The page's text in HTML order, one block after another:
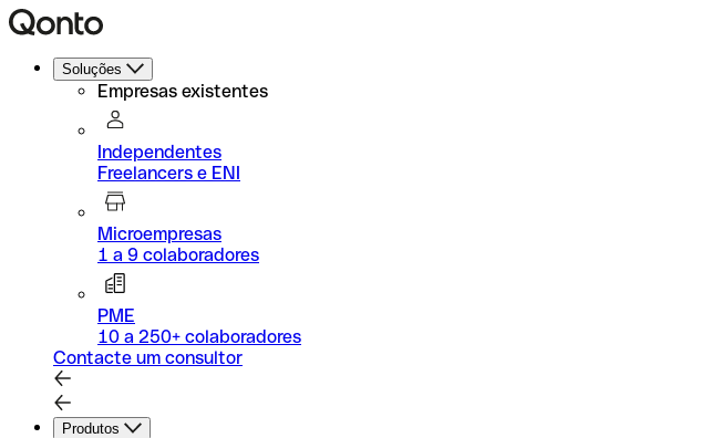
Soluções
Empresas existentes
Independentes
Freelancers e ENI
Microempresas
1 a 9 colaboradores
PME
10 a 250+ colaboradores
Contacte um consultor
Produtos